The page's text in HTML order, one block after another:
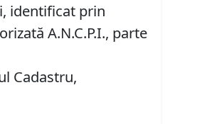
identificat prin
A.N.C.P.I., parte
Cadastru,